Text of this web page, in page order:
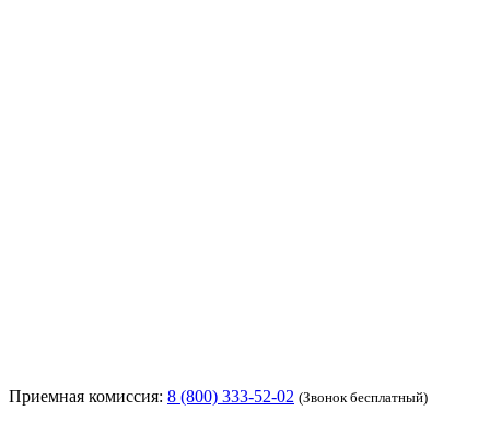
Приемная комиссия: 8 (800) 333-52-02 (Звонок бесплатный)